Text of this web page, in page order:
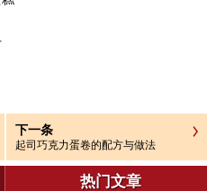
下一条
起司巧克力蛋卷的配方与做法
热门文章